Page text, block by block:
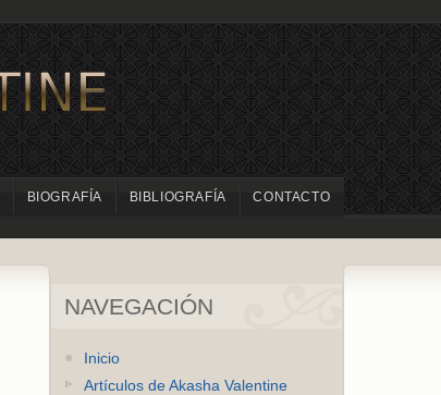
BIOGRAFÍA BIBLIOGRAFÍA CONTACTO
NAVEGACIÓN
Inicio
Artículos de Akasha Valentine